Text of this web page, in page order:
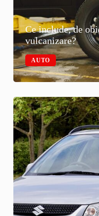
Ce include, de
vulcanizare?
AUTO